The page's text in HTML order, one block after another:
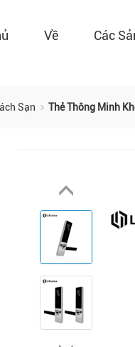
Về Các
Sạn Thẻ Thông Minh